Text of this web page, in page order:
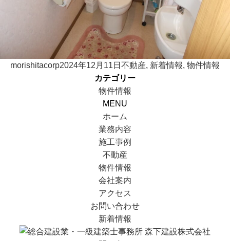
投
morishitacorp投
2024年12月11日 カ
テ
ゴ
リ
ー
不動産, 新着情報, 物件情報
カテゴリー
物件情報
MENU
ホーム
業務内容
施工事例
不動産
物件情報
会社案内
アクセス
お問い合わせ
新着情報